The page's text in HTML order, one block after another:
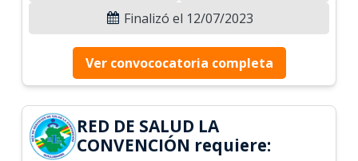
Finalizó el 12/07/2023
Ver convococatoria completa
RED DE SALUD LA
CONVENCIÓN requiere: